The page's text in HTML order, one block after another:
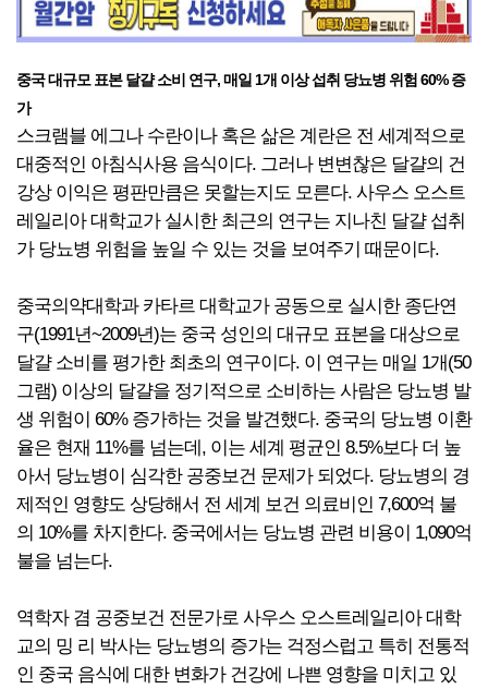
중국 대규모 표본 달걀 소비 연구, 매일 1개 이상 섭취 당뇨병 위험 60% 증
가
스크램블 에그나 수란이나 혹은 삶은 계란은 전 세계적으로
대중적인 아침식사용 음식이다. 그러나 변변찮은 달걀의 건
강상 이익은 평판만큼은 못할는지도 모른다. 사우스 오스트
레일리아 대학교가 실시한 최근의 연구는 지나친 달걀 섭취
가 당뇨병 위험을 높일 수 있는 것을 보여주기 때문이다.
중국의약대학과 카타르 대학교가 공동으로 실시한 종단연
구(1991년~2009년)는 중국 성인의 대규모 표본을 대상으로
달걀 소비를 평가한 최초의 연구이다. 이 연구는 매일 1개(50
그램) 이상의 달걀을 정기적으로 소비하는 사람은 당뇨병 발
생 위험이 60% 증가하는 것을 발견했다. 중국의 당뇨병 이환
율은 현재 11%를 넘는데, 이는 세계 평균인 8.5%보다 더 높
아서 당뇨병이 심각한 공중보건 문제가 되었다. 당뇨병의 경
제적인 영향도 상당해서 전 세계 보건 의료비인 7,600억 불
의 10%를 차지한다. 중국에서는 당뇨병 관련 비용이 1,090억
불을 넘는다.
역학자 겸 공중보건 전문가로 사우스 오스트레일리아 대학
교의 밍 리 박사는 당뇨병의 증가는 걱정스럽고 특히 전통적
인 중국 음식에 대한 변화가 건강에 나쁜 영향을 미치고 있